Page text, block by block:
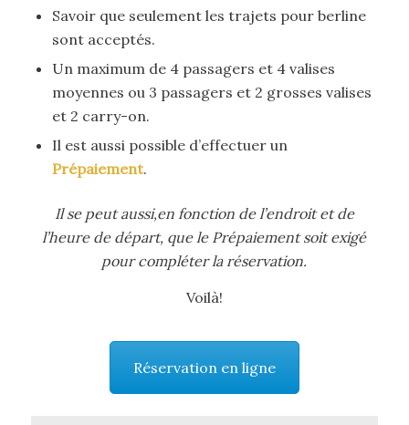
Savoir que seulement les trajets pour berline
sont acceptés.
Un maximum de 4 passagers et 4 valises
moyennes ou 3 passagers et 2 grosses valises
et 2 carry-on.
Il est aussi possible d’effectuer un
Prépaiement.
Il se peut aussi,en fonction de l’endroit et de
l’heure de départ, que le Prépaiement soit exigé
pour compléter la réservation.
Voilà!
Réservation en ligne